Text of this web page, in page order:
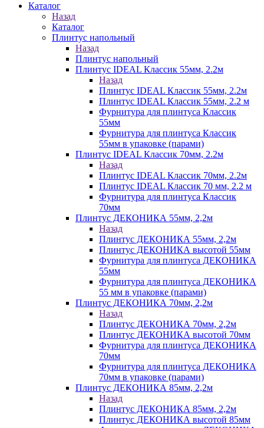
Каталог
Назад
Каталог
Плинтус напольный
Назад
Плинтус напольный
Плинтус IDEAL Классик 55мм, 2.2м
Назад
Плинтус IDEAL Классик 55мм, 2.2м
Плинтус IDEAL Классик 55мм, 2.2 м
Фурнитура для плинтуса Классик
55мм
Фурнитура для плинтуса Классик
55мм в упаковке (парами)
Плинтус IDEAL Классик 70мм, 2.2м
Назад
Плинтус IDEAL Классик 70мм, 2.2м
Плинтус IDEAL Классик 70 мм, 2.2 м
Фурнитура для плинтуса Классик
70мм
Плинтус ДЕКОНИКА 55мм, 2,2м
Назад
Плинтус ДЕКОНИКА 55мм, 2,2м
Плинтус ДЕКОНИКА высотой 55мм
Фурнитура для плинтуса ДЕКОНИКА
55мм
Фурнитура для плинтуса ДЕКОНИКА
55 мм в упаковке (парами)
Плинтус ДЕКОНИКА 70мм, 2,2м
Назад
Плинтус ДЕКОНИКА 70мм, 2,2м
Плинтус ДЕКОНИКА высотой 70мм
Фурнитура для плинтуса ДЕКОНИКА
70мм
Фурнитура для плинтуса ДЕКОНИКА
70мм в упаковке (парами)
Плинтус ДЕКОНИКА 85мм, 2,2м
Назад
Плинтус ДЕКОНИКА 85мм, 2,2м
Плинтус ДЕКОНИКА высотой 85мм